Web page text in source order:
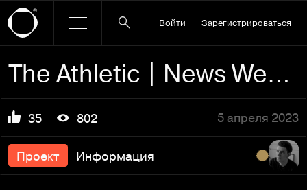
Войти Зарегистрироваться
The Athletic | News Website
35 802 5 апреля 2023
Проект Информация